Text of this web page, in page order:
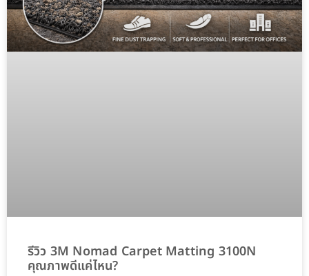
รีวิว 3M Nomad Carpet Matting 3100N
คุณภาพดีแค่ไหน?